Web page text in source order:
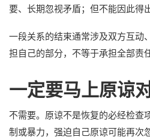
要、长期忽视矛盾；但不能因此得
一段关系的结束通常涉及双方互动
担自己的部分，不等于承担全部责任
一定要马上原谅
不需要。原谅不是恢复的必经检查
制或暴力，强迫自己原谅可能再次